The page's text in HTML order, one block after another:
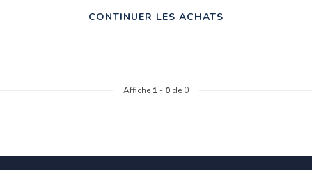
CONTINUER LES ACHATS
Affiche 1 - 0 de 0